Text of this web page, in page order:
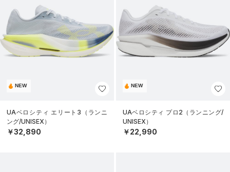
NEW
UAベロシティ エリート3（ランニ
ング/UNISEX）
￥32,890
NEW
UAベロシティ プロ2（ランニング/
UNISEX）
￥22,990